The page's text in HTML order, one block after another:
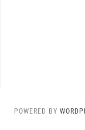
POWERED BY